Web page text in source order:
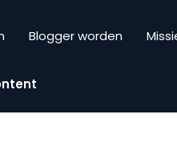
Blogger worden